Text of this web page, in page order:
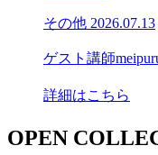
その他 2026.07.13
ゲスト講師
詳細はこちら
OPEN